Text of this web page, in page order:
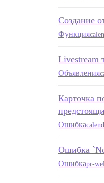
Создание
Функция
Livestream
Объявления
Карточка
Ошибка
Ошибка
Ошибкаpr-